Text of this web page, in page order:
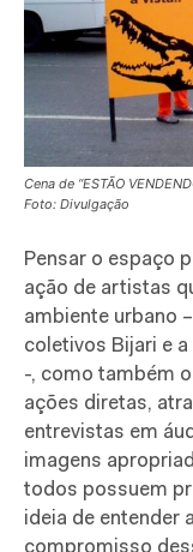
Cena de “ESTÃO
Foto: Divulgação
Pensar o espaço
ação de artistas
ambiente urbano
coletivos Bijari e
-, como também
ações diretas,
entrevistas em
imagens
todos possuem
ideia de entender